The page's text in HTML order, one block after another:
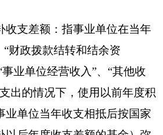
干休所财政拨款“三公”经